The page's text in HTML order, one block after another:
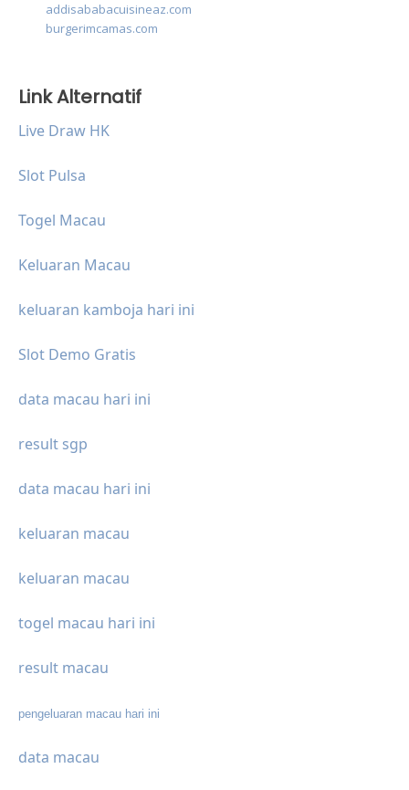
addisababacuisineaz.com
burgerimcamas.com
Link Alternatif
Live Draw HK
Slot Pulsa
Togel Macau
Keluaran Macau
keluaran kamboja hari ini
Slot Demo Gratis
data macau hari ini
result sgp
data macau hari ini
keluaran macau
keluaran macau
togel macau hari ini
result macau
pengeluaran macau hari ini
data macau